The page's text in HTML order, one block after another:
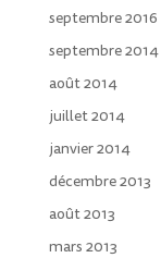
septembre 2016
septembre 2014
août 2014
juillet 2014
janvier 2014
décembre 2013
août 2013
mars 2013